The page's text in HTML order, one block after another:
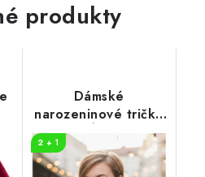
produkty
Dámské
narozeninové tričko
2 + 1